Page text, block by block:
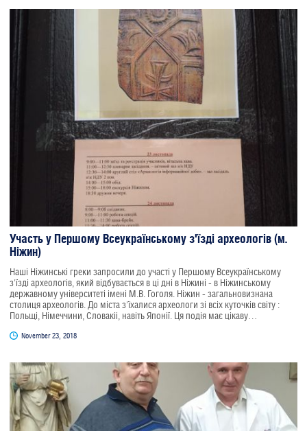
колективу Інституту серця на чолі з його керівником професором
Тодуровим Б.М., нашою гордістю та надією. Борисе Михайловичу, ми - з
Вами. Шануємо, поважаємо, горді за Вас.
Участь у Першому Всеукраїнському з'їзді археологів (м.
Ніжин)
Наші Ніжинські греки запросили до участі у Першому Всеукраїнському
з'їзді археологів, який відбувається в ці дні в Ніжині - в Ніжинському
державному університеті імені М.В. Гоголя. Ніжин - загальновизнана
столиця археологів. До міста з'їхалися археологи зі всіх куточків світу :
Польщі, Німеччини, Словакіі, навіть Японії. Ця подія має цікаву
свій тодішній Перший з'їзд якраз у Ніжині. Ніжин і сьогодні дивує
діяльності греків у Ніжині. Емоції переповнюють під час спілкування з
істориками, археологами, яке все життя присвятили вивченню
старожитностей, роботі в архівах, в "полі", як вони ( археологи) це
називають. Бажаємо учасникам плідної співпраці.
November 23, 2018